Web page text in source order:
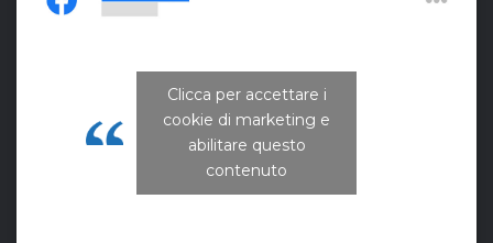
CNA Campania Nord
Clicca per accettare i
cookie di marketing e
abilitare questo
contenuto